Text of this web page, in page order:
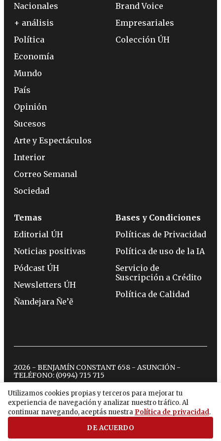
Utilizamos cookies propias y terceros para mejorar tu
experiencia de navegación y analizar nuestro tráfico. Al
continuar navegando, aceptás nuestra Política de privacidad.
DE ACUERDO
Nacionales
+ análisis
Política
Economía
Mundo
País
Opinión
Sucesos
Arte y Espectáculos
Interior
Correo Semanal
Sociedad
Brand Voice
Empresariales
Colección ÚH
Temas
Editorial ÚH
Noticias positivas
Pódcast ÚH
Newsletters ÚH
Ñandejara Ñe’ẽ
Bases y Condiciones
Políticas de Privacidad
Política de uso de la IA
Servicio de
Suscripción a Crédito
Política de Calidad
2026 - BENJAMÍN CONSTANT 658 - ASUNCIÓN -
TELÉFONO: (0994) 715 715
twitterinstagram
facebook
tiktokyoutubespotify